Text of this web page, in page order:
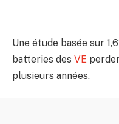
Une étude basée sur
batteries des VE
plusieurs années.